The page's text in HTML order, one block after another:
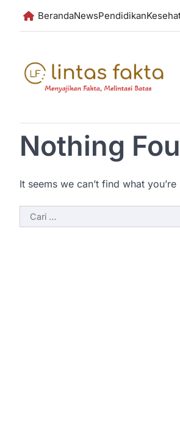
BerandaNewsPendidikan
Nothing
It seems we can’t find what
Cari
untuk: